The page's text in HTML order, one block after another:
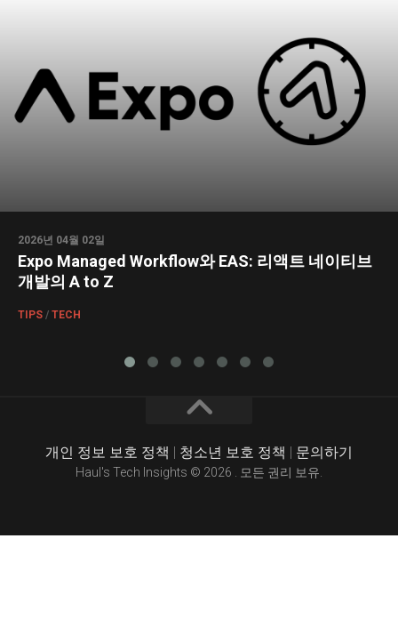
2026년 04월 02일
Expo Managed Workflow와 EAS: 리액트 네이티브
개발의 A to Z
TIPS / TECH
개인 정보 보호 정책 청소년 보호 정책 문의하기
Haul's Tech Insights © 2026 . 모든 권리 보유.